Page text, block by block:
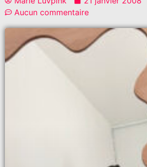
Aucun commentaire